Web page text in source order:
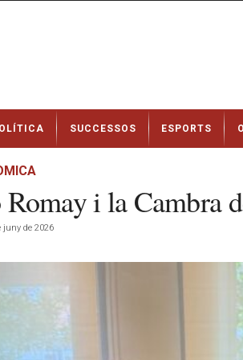
SUCCESSOS ESPORTS
i la Cambra
juny de 2026